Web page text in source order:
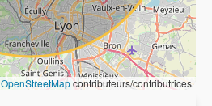
OpenStreetMapcontributeurs/contributrices